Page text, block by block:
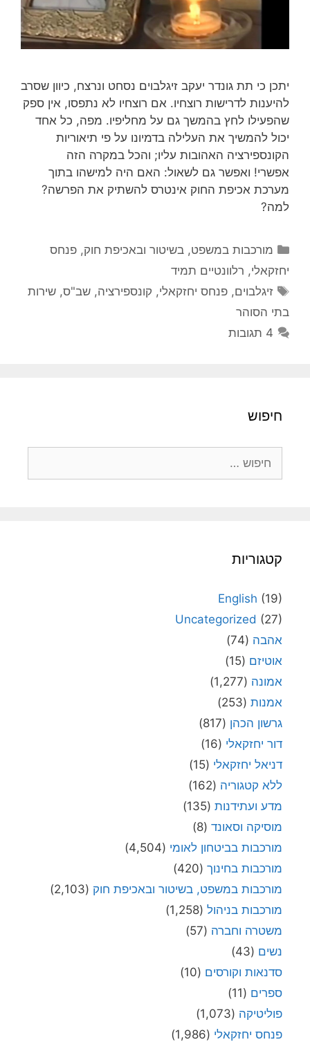
יתכן כי תת גונדר יעקב זיגלבוים נסחט ונרצח, כיוון שסרב
להיענות לדרישות רוצחיו. אם רוצחיו לא נתפסו, אין ספק
שהפעילו לחץ בהמשך גם על מחליפיו. מפה, כל אחד
יכול להמשיך את העלילה בדמיונו על פי תיאוריות
הקונספירציה האהובות עליו; והכל במקרה הזה
אפשרי! ואפשר גם לשאול: האם היה למישהו בתוך
מערכת אכיפת החוק אינטרס להשתיק את הפרשה?
למה?
קטגוריות
מורכבות במשפט, בשיטור ובאכיפת חוק,פנחס
יחזקאלי, רלוונטיים תמיד
תגיות
זיגלבוים,פנחס יחזקאלי, קונספירציה,שב"ס,שירות
בתי הסוהר
4 תגובות
חיפוש
קטגוריות
English (19)
Uncategorized (27)
אהבה (74)
אוטיזם (15)
אמונה (1,277)
אמנות (253)
גרשון הכהן (817)
דור יחזקאלי (16)
דניאל יחזקאלי (15)
ללא קטגוריה (162)
מדע ועתידנות (135)
מוסיקה וסאונד (8)
מורכבות בביטחון לאומי (4,504)
מורכבות בחינוך (420)
מורכבות במשפט, בשיטור ובאכיפת חוק (2,103)
מורכבות בניהול (1,258)
משטרה וחברה (57)
נשים (43)
סדנאות וקורסים (10)
ספרים (11)
פוליטיקה (1,073)
פנחס יחזקאלי (1,986)